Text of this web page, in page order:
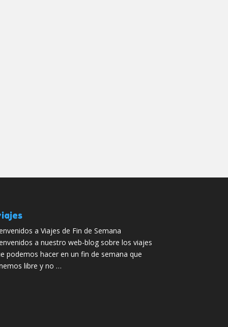
a Viajes de Fin de Semana
a nuestro web-blog sobre los viajes
podemos hacer en un fin de semana que
libre y no …